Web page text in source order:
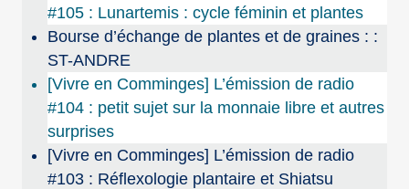
#105 : Lunartemis : cycle féminin et plantes
Bourse d’échange de plantes et de graines : :
ST-ANDRE
[Vivre en Comminges] L’émission de radio
#104 : petit sujet sur la monnaie libre et autres
surprises
[Vivre en Comminges] L’émission de radio
#103 : Réflexologie plantaire et Shiatsu